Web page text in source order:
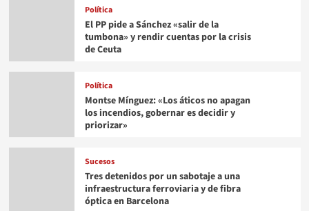
Política
El PP pide a Sánchez «salir de la
tumbona» y rendir cuentas por la crisis
de Ceuta
Política
Montse Mínguez: «Los áticos no apagan
los incendios, gobernar es decidir y
priorizar»
Sucesos
Tres detenidos por un sabotaje a una
infraestructura ferroviaria y de fibra
óptica en Barcelona